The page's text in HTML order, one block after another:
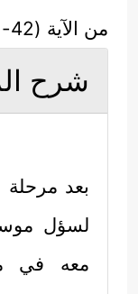
من الآية (42- 76)
شرح
بعد مرحلة
لسؤل
معه في